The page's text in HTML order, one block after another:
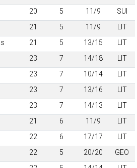
20 5 11/9
SUI
21 5 11/9
LIT
21 5 13/15
LIT
23 7 14/18
LIT
23 7 10/14
LIT
23 7 13/16 LIT
23 7 14/13
LIT
21 6 11/9 LIT
22 6 17/17 LIT
22 5 20/20
GEO